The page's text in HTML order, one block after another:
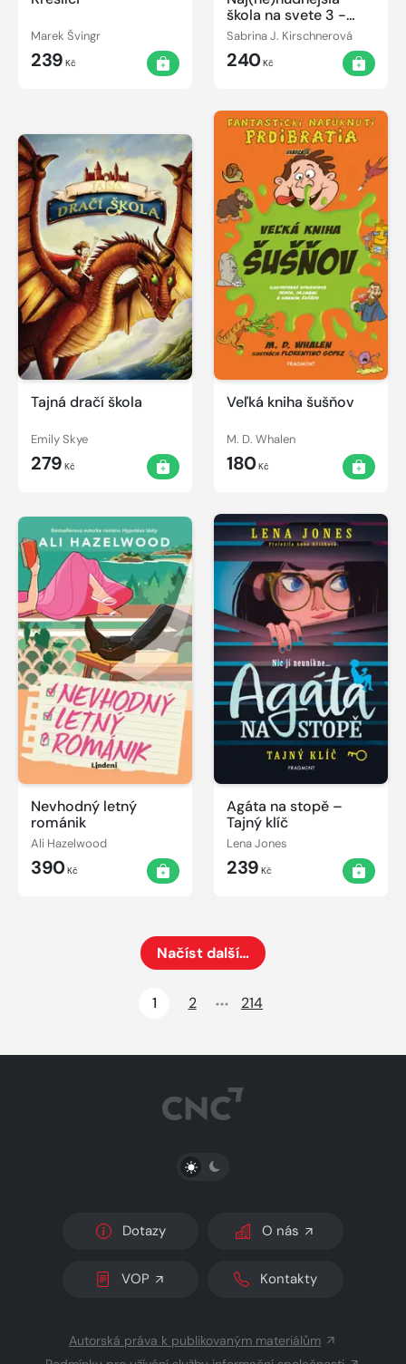
Marek Švingr
239 Kč
škola na svete 3 -
Unesená učiteľka
Sabrina J. Kirschnerová
240Kč
Tajná dračí škola
Emily Skye
279 Kč
Veľká kniha šušňov
M. D. Whalen
180Kč
Nevhodný letný
románik
Ali Hazelwood
390Kč
Agáta na stopě –
Tajný klíč
Lena Jones
239 Kč
Načíst další…
1
2 214
PŘEPNOUT SVĚTLÝ/TMAVÝ REŽIM
Dotazy O nás
VOP Kontakty
Autorská práva k publikovaným materiálům